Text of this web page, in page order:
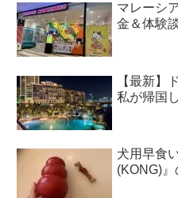
マレーシ
金＆体験
【最新】
私が帰国
犬用早食
(KONG)』